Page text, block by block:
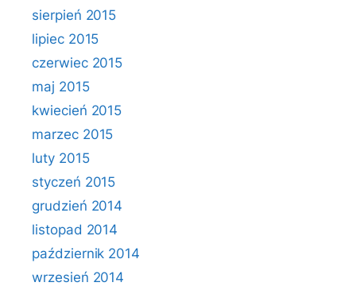
sierpień 2015
lipiec 2015
czerwiec 2015
maj 2015
kwiecień 2015
marzec 2015
luty 2015
styczeń 2015
grudzień 2014
listopad 2014
październik 2014
wrzesień 2014